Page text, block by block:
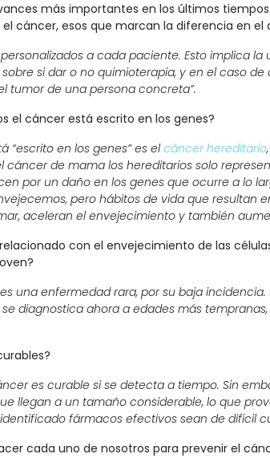
más importantes en los últimos
cáncer, esos que marcan la diferencia en
a cada paciente. Esto implica
si dar o no quimioterapia, y en el caso
tumor de una persona concreta”.
el cáncer está escrito en los genes?
“escrito en los genes” es elcáncer hereditario
cáncer de mama los hereditarios solo
por un daño en los genes que ocurre a lo
pero hábitos de vida que resultan
aceleran el envejecimiento y también
con el envejecimiento de las
una enfermedad rara, por su baja
diagnostica ahora a edades más
es curable si se detecta a tiempo. Sin
llegan a un tamaño considerable, lo que
fármacos efectivos sean de difícil
cada uno de nosotros para prevenir el